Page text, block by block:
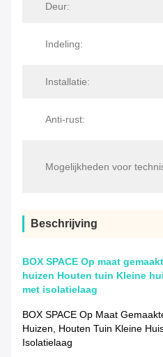
Deur:
Indeling:
Installatie:
Anti-rust:
Mogelijkheden voor
Beschrijving
BOX SPACE Op maat
huizen Houten tuin Kleine
met isolatielaag
BOX SPACE Op Maat
Huizen, Houten Tuin Kleine
Isolatielaag